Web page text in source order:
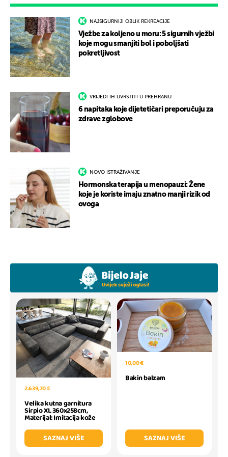
NAJSIGURNIJI OBLIK REKREACIJE
Vježbe za koljeno u moru: 5 sigurnih vježbi
koje mogu smanjiti bol i poboljšati
pokretljivost
VRIJEDI IH UVRSTITI U PREHRANU
6 napitaka koje dijetetičari preporučuju za
zdrave zglobove
NOVO ISTRAŽIVANJE
Hormonska terapija u menopauzi: Žene
koje je koriste imaju znatno manji rizik od
ovoga
2.639,70 €
Velika kutna garnitura
Sirpio XL 360x258cm,
Materijal: Imitacija kože
SAZNAJ VIŠE
10,00 €
Bakin balzam
SAZNAJ VIŠE